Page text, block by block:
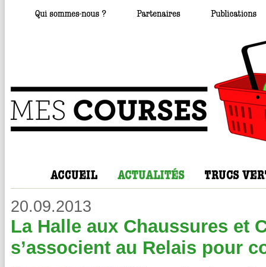
20.09.2013
La Halle aux Chaussures et
s’associent au Relais pour